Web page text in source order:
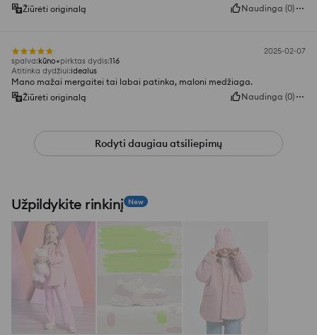
Žiūrėti originalą
Naudinga (0)
2025-02-07
spalva:kūno pirktas dydis:116
Atitinka dydžiui:idealus
Mano mažai mergaitei tai labai patinka, maloni medžiaga.
Žiūrėti originalą
Naudinga (0)
Rodyti daugiau atsiliepimų
Užpildykite rinkinį New